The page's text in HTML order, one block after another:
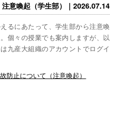
注意喚起（学生部）｜2026.07.14
るにあたって、学生部から注意喚
個々の授業でも案内しますが、以
九産大組織のアカウントでログイ
防止について（注意喚起）